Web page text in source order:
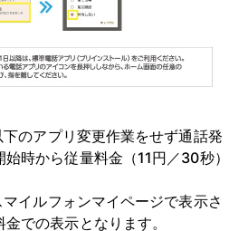
のアプリ変更作業をせず通話発
時から従量料金（11円／30秒）
イルフォンマイページで表示さ
での表示となります。